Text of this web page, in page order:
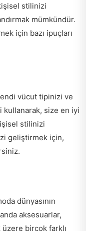
stilinizi
mümkündür.
için bazı ipuçları
vücut tipinizi ve
size en iyi
stilinizi
geliştirmek için,
dünyasının
aksesuarlar,
üzere birçok farklı